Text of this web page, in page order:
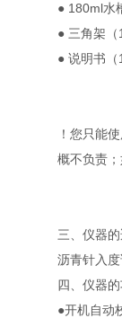
● 180ml水
● 三角架（
● 说明书（
！您只能
概不负责
三、仪器
沥青针入
四、仪器
●开机自动